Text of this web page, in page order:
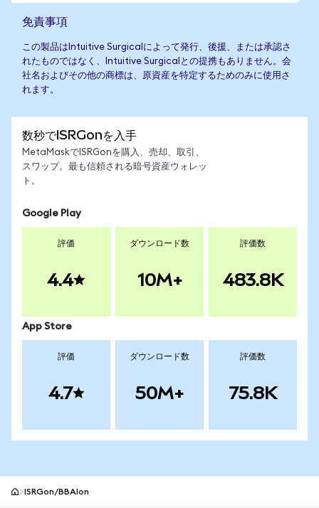
免責事項
この製品はIntuitive Surgicalによって発行、後援、または承認さ
れたものではなく、Intuitive Surgicalとの提携もありません。会
社名およびその他の商標は、原資産を特定するためのみに使用さ
れます。
数秒でISRGonを入手
MetaMaskでISRGonを購入、売却、取引、
スワップ。最も信頼される暗号資産ウォレッ
ト。
Google Play
評価
4.4
ダウンロード数
10M+
評価数
483.8K
App Store
評価
4.7
ダウンロード数
50M+
評価数
75.8K
ISRGon/BBAIon